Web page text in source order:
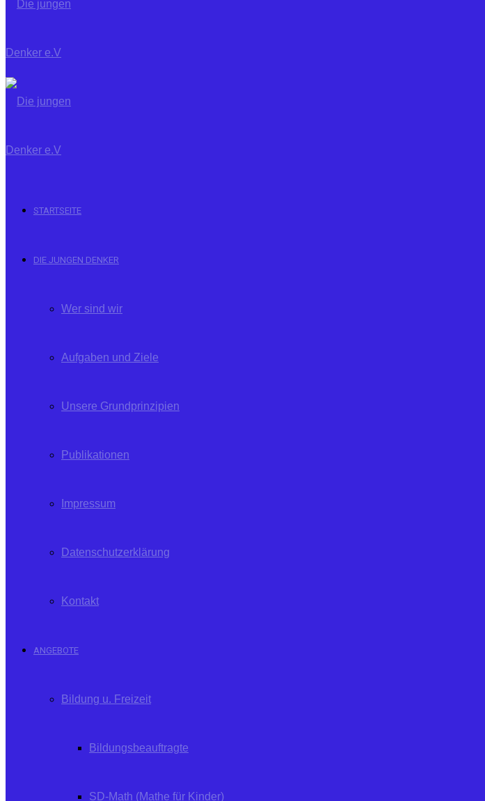
STARTSEITE
DIE JUNGEN DENKER
Wer sind wir
Aufgaben und Ziele
Unsere Grundprinzipien
Publikationen
Impressum
Datenschutzerklärung
Kontakt
ANGEBOTE
Bildung u. Freizeit
Bildungsbeauftragte
SD-Math (Mathe für Kinder)